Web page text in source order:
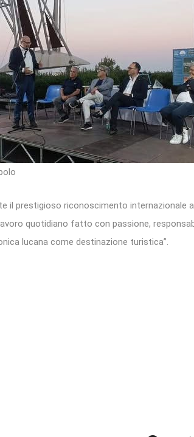
il prestigioso riconoscimento internazionale
quotidiano fatto con passione,
lucana come destinazione turistica”.